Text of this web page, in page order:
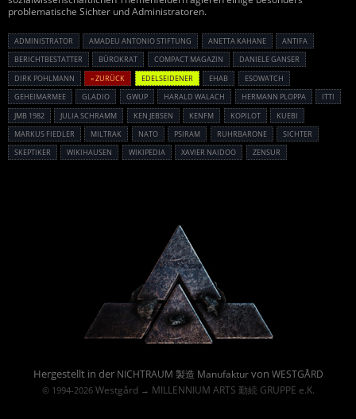
problematische Sichter und Administratoren.
ADMINISTRATOR AMADEU ANTONIO STIFTUNG ANETTA KAHANE
ANTIFA
BERICHTBESTATTER
BÜROKRAT COMPACT MAGAZIN
DANIELE GANSER
DIRK POHLMANN
« ZURÜCK EDELSEIDENER EHAB
ESOWATCH
GEHEIMARMEE
GLADIO GWUP HARALD WALACH HERMANN PLOPPA
ITTI
JMB 1982
JULIA SCHRAMM KEN JEBSEN KENFM KOPILOT
KUEBI
MARKUS FIEDLER
MILTRAK NATO PSIRAM RUHRBARONE
SICHTER
SKEPTIKER
WIKIHAUSEN WIKIPEDIA XAVIER NAIDOO ZENSUR
Hergestellt in der NICHTRAUM 製造 Manufakturvon WESTGÅRD
© 1994-2026 Westgård→ MILLENNIUM ARTS 勤続 GRUPPE e.K.
Powered By :